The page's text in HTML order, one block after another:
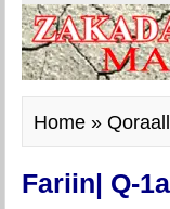
Home »
Fariin| Q-